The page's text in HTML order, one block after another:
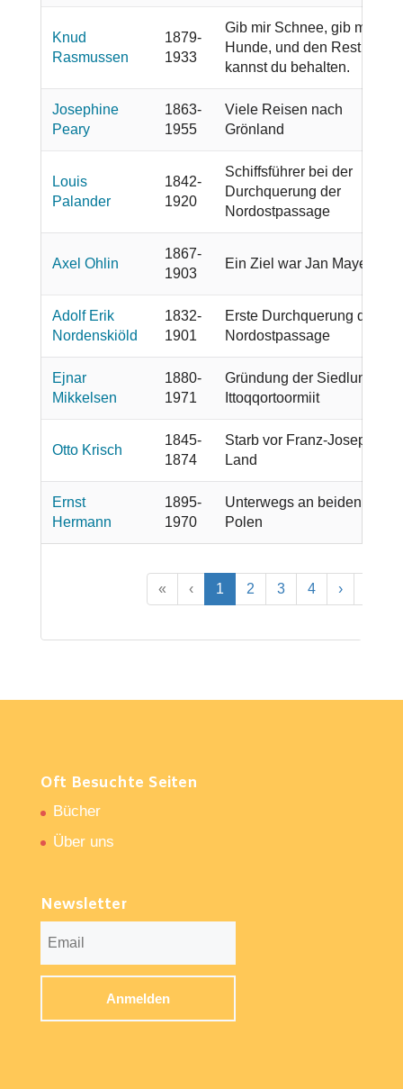
Knud
Rasmussen
1879-
1933
Gib mir Schnee, gib mir
Hunde, und den Rest
kannst du behalten.
Josephine
Peary
1863-
1955
Viele Reisen nach
Grönland
Louis
Palander
1842-
1920
Schiffsführer bei der
Durchquerung der
Nordostpassage
Axel Ohlin
1867-
1903
Ein Ziel war Jan Mayen
Adolf Erik
Nordenskiöld
1832-
1901
Erste Durchquerung der
Nordostpassage
Ejnar
Mikkelsen
1880-
1971
Gründung der Siedlung
Ittoqqortoormiit
Otto Krisch
1845-
1874
Starb vor Franz-Joseph-
Land
Ernst
Hermann
1895-
1970
Unterwegs an beiden
Polen
« ‹ 1 2 3 4 ›
Oft Besuchte Seiten
Bücher
Über uns
Newsletter